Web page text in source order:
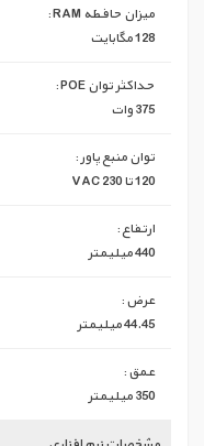
میزان حافظه RAM :
128 مگابایت
حداکثر توان POE :
375 وات
توان منبع پاور :
120 تا 230 VAC
ارتفاع :
440 میلیمتر
عرض :
44.45 میلیمتر
عمق :
350 میلیمتر